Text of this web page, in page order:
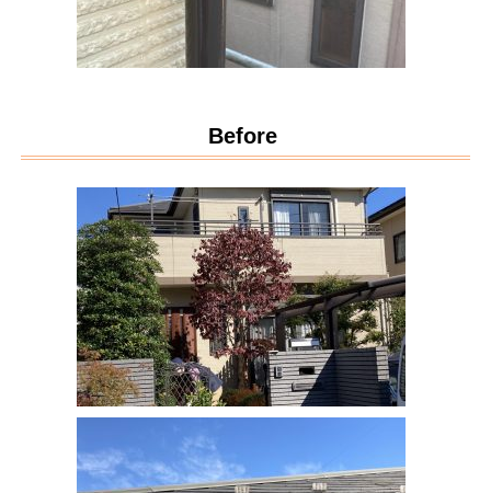
Before